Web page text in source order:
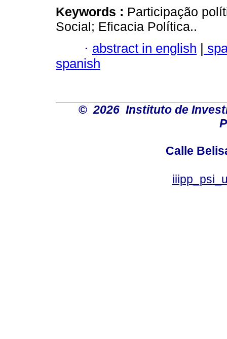
Keywords : Participação
Social; Eficacia Política..
· abstract in english |
spanish
© 2026 Instituto de
Calle